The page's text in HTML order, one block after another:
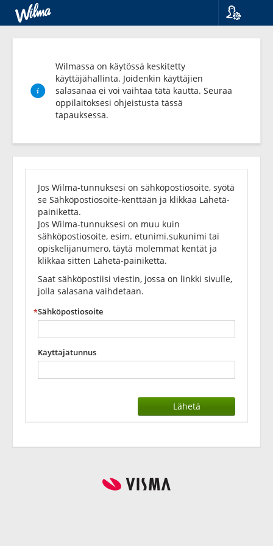
Wilmassa on käytössä keskitetty
käyttäjähallinta. Joidenkin käyttäjien
salasanaa ei voi vaihtaa tätä kautta. Seuraa
oppilaitoksesi ohjeistusta tässä
tapauksessa.
Unohditko
salasanasi?
Jos Wilma-tunnuksesi on sähköpostiosoite, syötä
se Sähköpostiosoite-kenttään ja klikkaa Lähetä-
painiketta.
Jos Wilma-tunnuksesi on muu kuin
sähköpostiosoite, esim. etunimi.sukunimi tai
opiskelijanumero, täytä molemmat kentät ja
klikkaa sitten Lähetä-painiketta.
Saat sähköpostiisi viestin, jossa on linkki sivulle,
jolla salasana vaihdetaan.
Sähköpostiosoite
Käyttäjätunnus